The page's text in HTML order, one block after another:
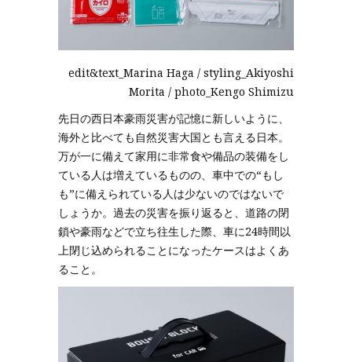
edit&text_Marina Haga / styling_Akiyoshi
Morita / photo_Kengo Shimizu
先日の西日本豪雨災害が記憶に新しいように、
海外と比べても自然災害大国とも言える日本。
万が一に備えて家用に非常食や備品の装備をし
ている人は増えているものの、車中での“もし
も”に備えられている人は少ないのではないで
しょうか。過去の災害を振り返ると、道路の閉
鎖や豪雨などで立ち往生した際、車に24時間以
上閉じ込められることになったケースはよくあ
ること。